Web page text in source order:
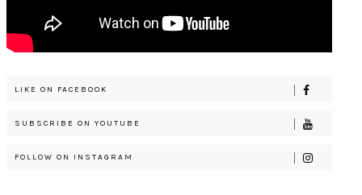
LIKE ON FACEBOOK
SUBSCRIBE ON YOUTUBE
FOLLOW ON INSTAGRAM